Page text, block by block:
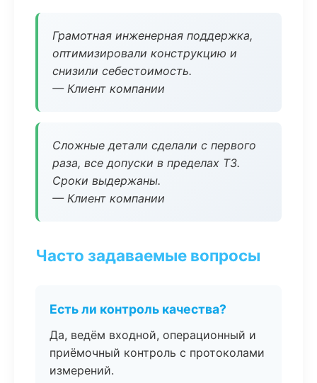
Грамотная инженерная поддержка,
оптимизировали конструкцию и
снизили себестоимость.
— Клиент компании
Сложные детали сделали с первого
раза, все допуски в пределах ТЗ.
Сроки выдержаны.
— Клиент компании
Часто задаваемые вопросы
Есть ли контроль качества?
Да, ведём входной, операционный и
приёмочный контроль с протоколами
измерений.